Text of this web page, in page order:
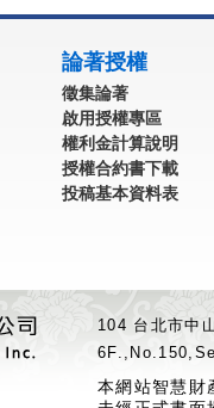
論著授權
徵集論著
啟用授權專區
權利金計算說明
授權合約書下載
投稿基本資料表
104 台北市中
本網站智慧財